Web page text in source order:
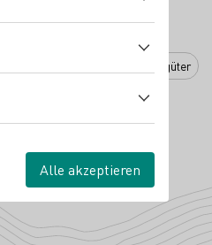
Prädikats- und Qualitätsweingüter
Alle akzeptieren